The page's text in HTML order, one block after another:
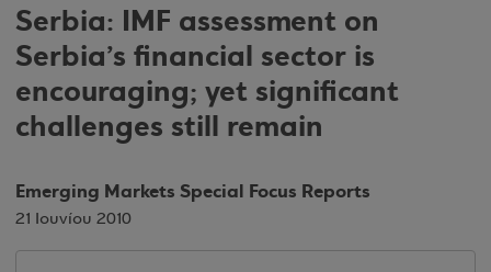
Serbia: IMF assessment on
Serbia’s financial sector is
encouraging; yet significant
challenges still remain
Emerging Markets Special Focus Reports
21 Ιουνίου 2010